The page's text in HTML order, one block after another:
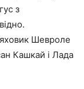
з
Шевроле
Кашкай і Лада